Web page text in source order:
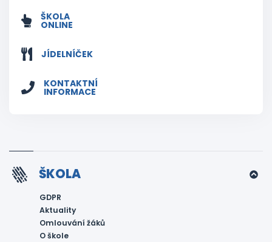
ŠKOLA
ONLINE
JÍDELNÍČEK
KONTAKTNÍ
INFORMACE
ŠKOLA
GDPR
Aktuality
Omlouvání žáků
O škole